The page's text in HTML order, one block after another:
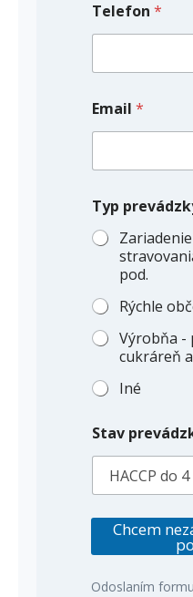
t
a
*
m
a
i
Telefon *
Email *
Typ
pod.
Rýchle
Výrobňa -
cukráreň
Iné
Stav
Chcem
Odoslaním